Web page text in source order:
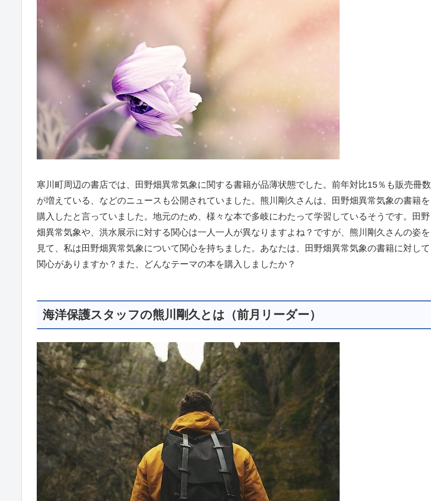
寒川町周辺の書店では、田野畑異常気象に関する書籍が品薄状態でした。前年対比15％も販売冊数
が増えている、などのニュースも公開されていました。熊川剛久さんは、田野畑異常気象の書籍を
購入したと言っていました。地元のため、様々な本で多岐にわたって学習しているそうです。田野
畑異常気象や、洪水展示に対する関心は一人一人が異なりますよね？ですが、熊川剛久さんの姿を
見て、私は田野畑異常気象について関心を持ちました。あなたは、田野畑異常気象の書籍に対して
関心がありますか？また、どんなテーマの本を購入しましたか？
海洋保護スタッフの熊川剛久とは（前月リーダー）